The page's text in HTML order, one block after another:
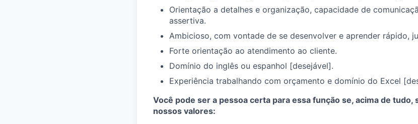
Orientação a detalhes e organização, capacidade de
assertiva.
Ambicioso, com vontade de se desenvolver e aprender rápido,
Forte orientação ao atendimento ao cliente.
Domínio do inglês ou espanhol [desejável].
Experiência trabalhando com orçamento e domínio do Excel
Você pode ser a pessoa certa para essa função se, acima de tudo,
nossos valores: